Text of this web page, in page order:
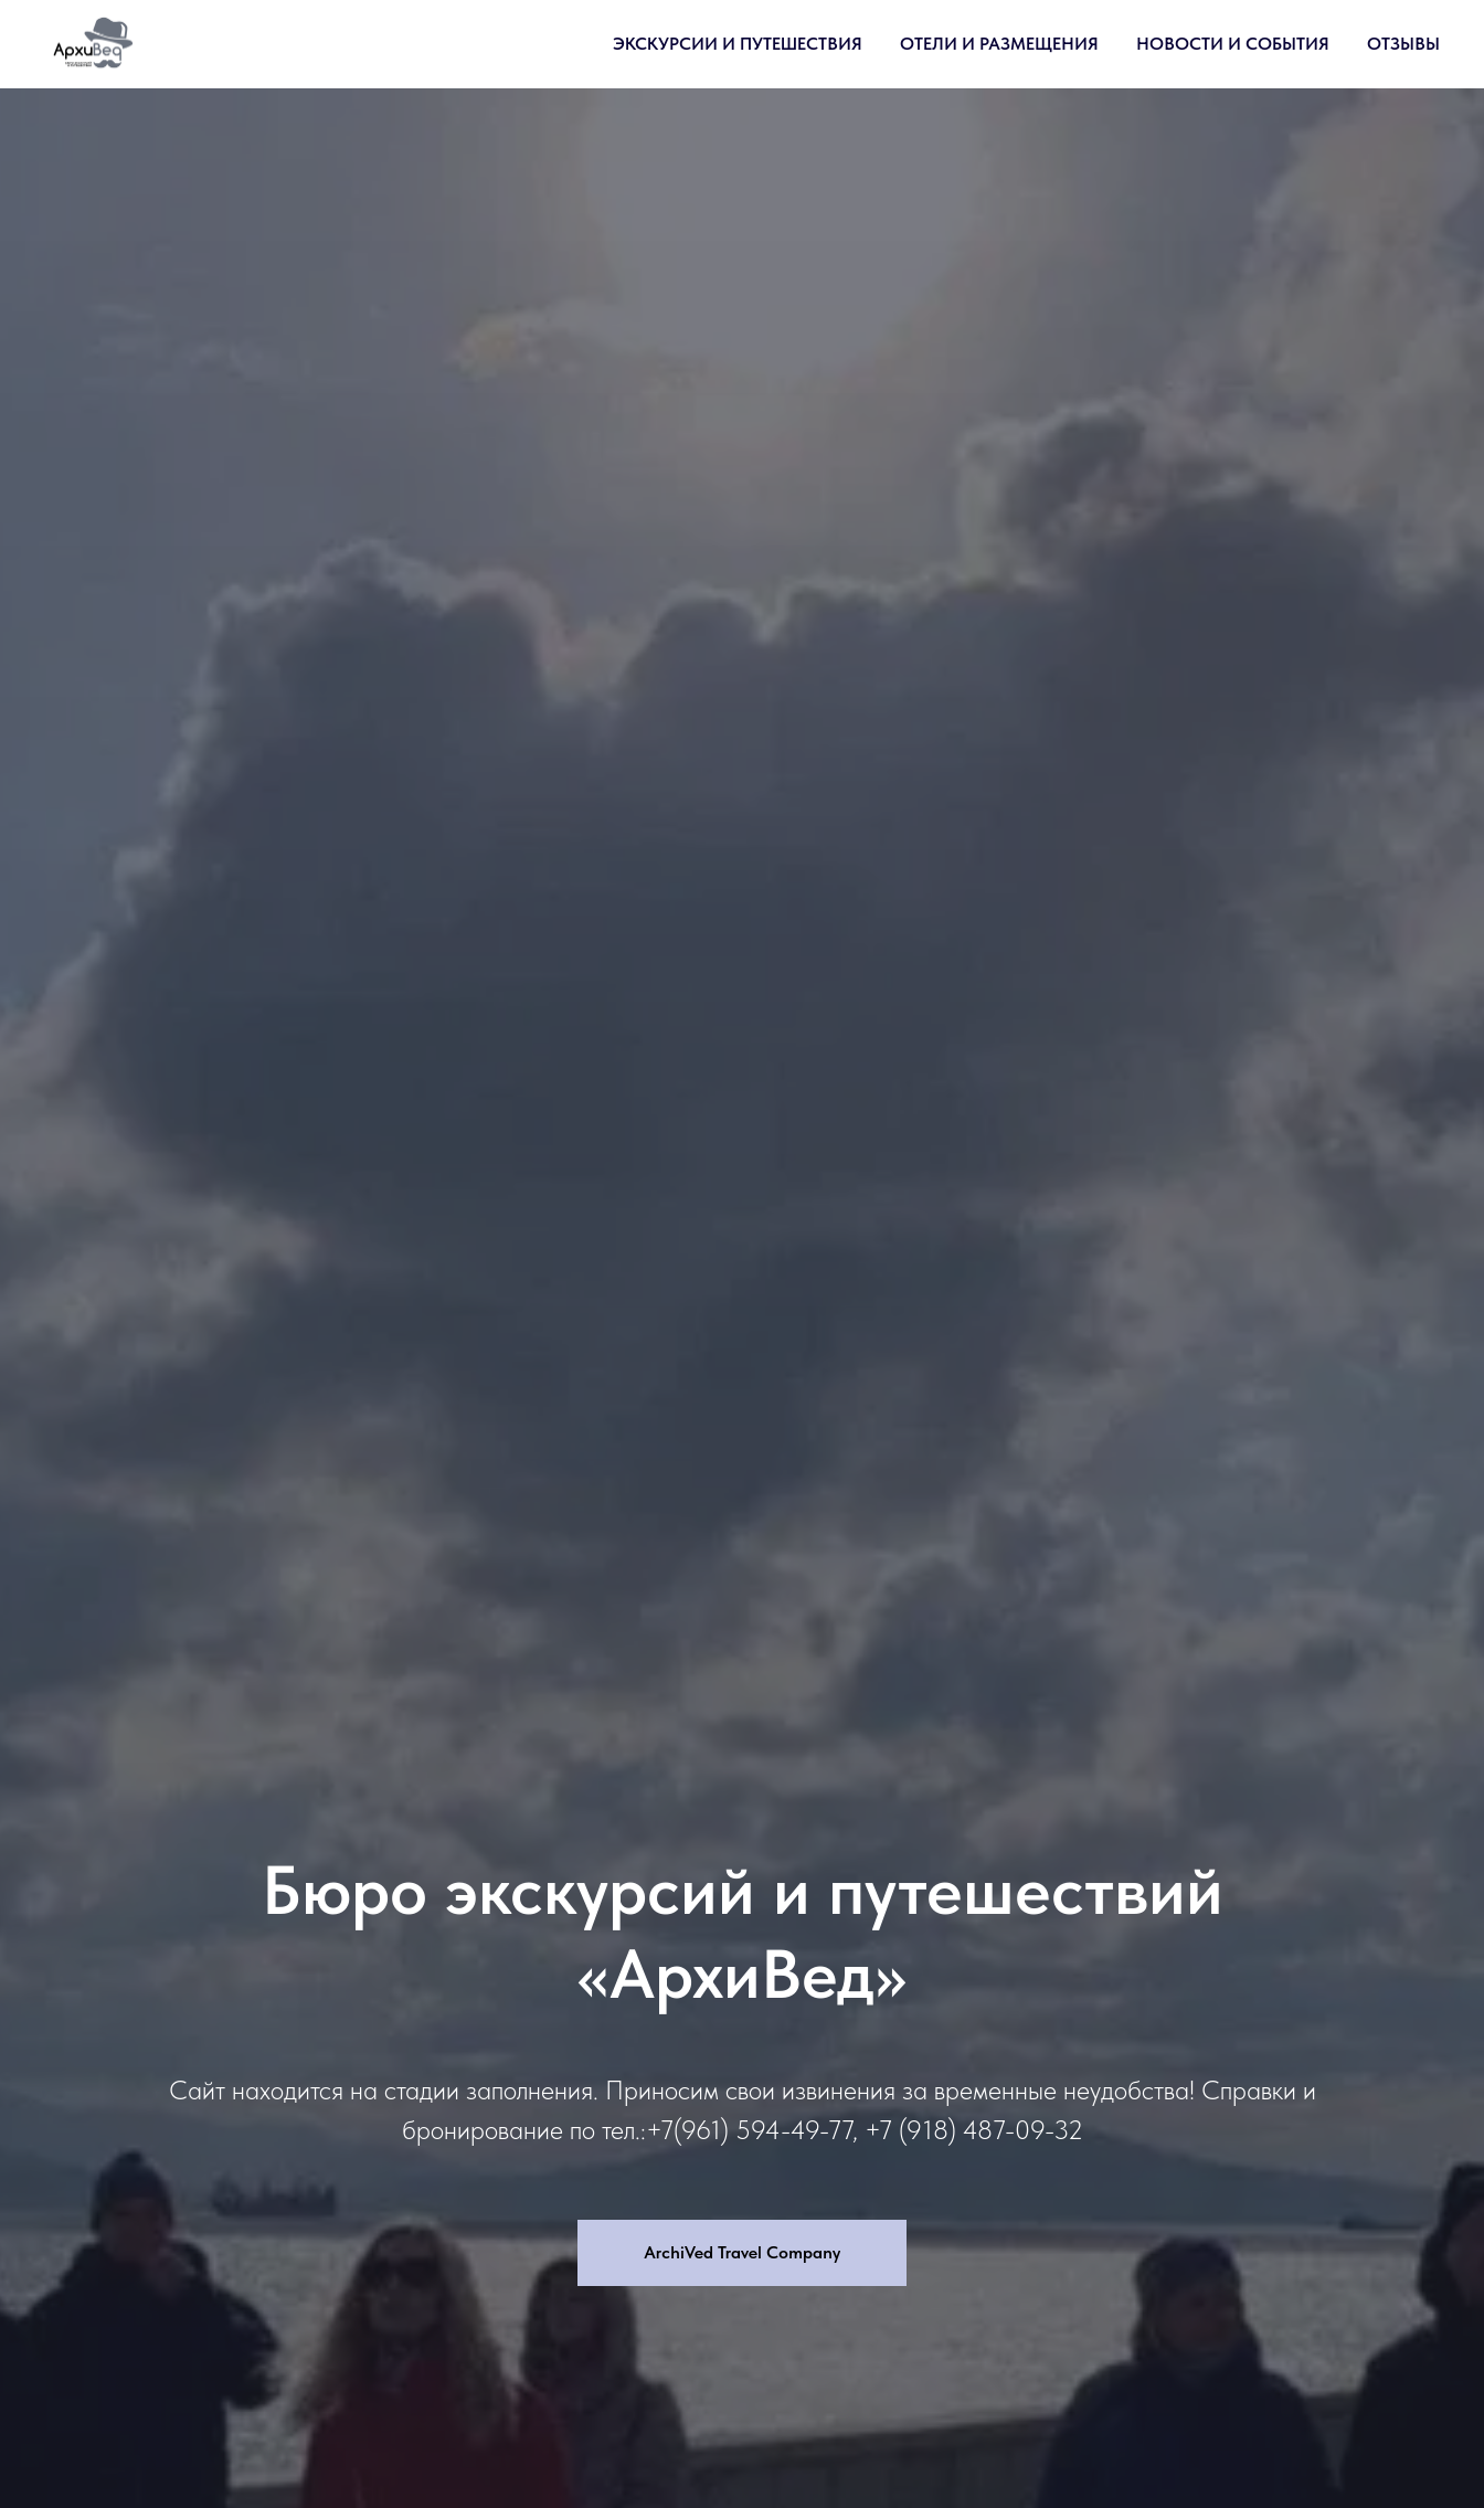
ЭКСКУРСИИ И ПУТЕШЕСТВИЯ ОТЕЛИ И РАЗМЕЩЕНИЯ НОВОСТИ И СОБЫТИЯ ОТЗЫВЫ
Бюро экскурсий и путешествий
«АрхиВед»
Сайт находится на стадии заполнения. Приносим свои извинения за временные неудобства! Справки и
бронирование по тел.:+7(961) 594-49-77, +7 (918) 487-09-32
ArchiVed Travel Company